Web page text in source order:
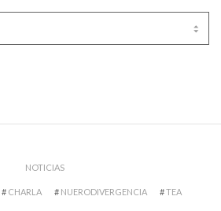
NOTICIAS
CHARLA NUERODIVERGENCIA TEA